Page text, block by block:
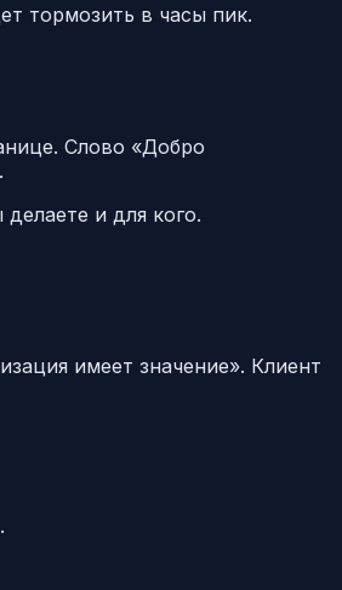
тормозить в часы пик.
Слово «Добро
и для кого.
имеет значение». Клиент